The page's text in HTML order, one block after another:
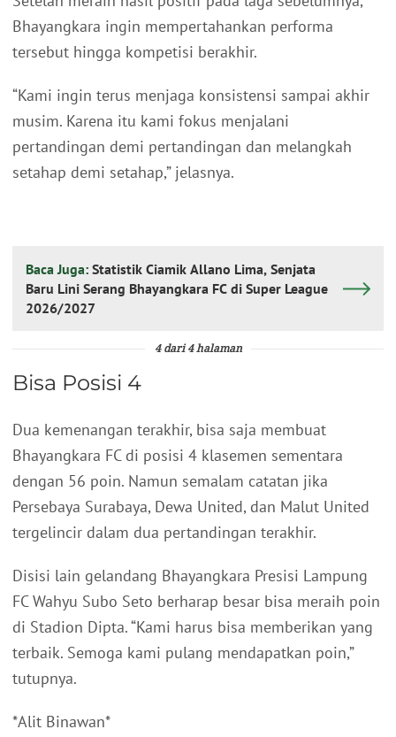
Bhayangkara ingin mempertahankan performa
tersebut hingga kompetisi berakhir.
“Kami ingin terus menjaga konsistensi sampai akhir
musim. Karena itu kami fokus menjalani
pertandingan demi pertandingan dan melangkah
setahap demi setahap,” jelasnya.
Baca Juga: Statistik Ciamik Allano Lima, Senjata
Baru Lini Serang Bhayangkara FC di Super League
2026/2027
4 dari 4 halaman
Bisa Posisi 4
Dua kemenangan terakhir, bisa saja membuat
Bhayangkara FC di posisi 4 klasemen sementara
dengan 56 poin. Namun semalam catatan jika
Persebaya Surabaya, Dewa United, dan Malut United
tergelincir dalam dua pertandingan terakhir.
Disisi lain gelandang Bhayangkara Presisi Lampung
FC Wahyu Subo Seto berharap besar bisa meraih poin
di Stadion Dipta. “Kami harus bisa memberikan yang
terbaik. Semoga kami pulang mendapatkan poin,”
tutupnya.
*Alit Binawan*